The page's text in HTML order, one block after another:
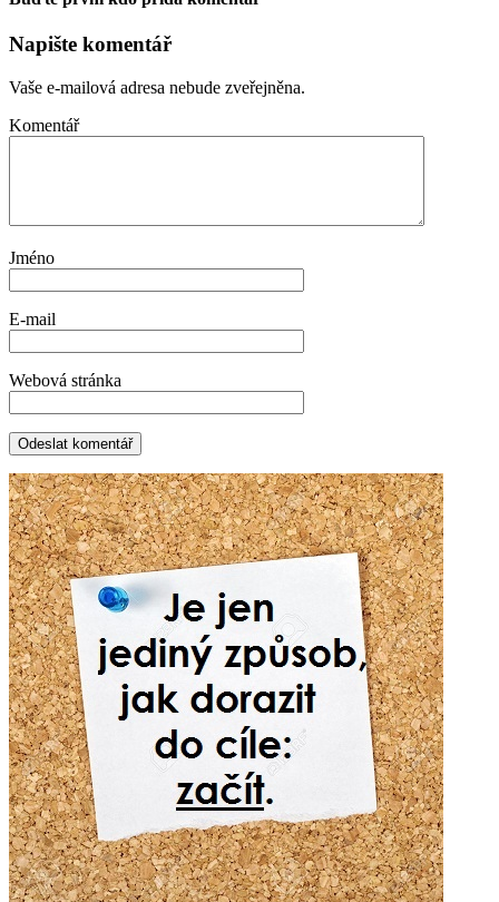
Napište komentář
Vaše e-mailová adresa nebude zveřejněna.
Komentář
Jméno
E-mail
Webová stránka